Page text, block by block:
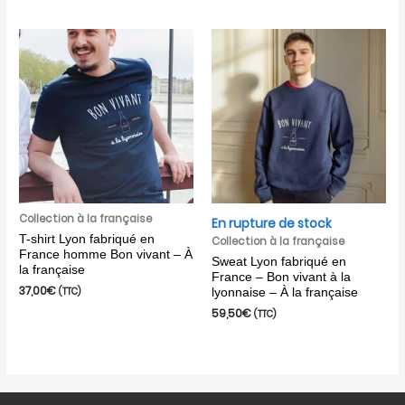
Collection à la française
T-shirt Lyon fabriqué en
France homme Bon vivant – À
la française
37,00€ (TTC)
En rupture de stock
Collection à la française
Sweat Lyon fabriqué en
France – Bon vivant à la
lyonnaise – À la française
59,50€ (TTC)